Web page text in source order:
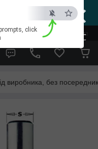
×
ESC
click
зв'язок на viber
виробника, без